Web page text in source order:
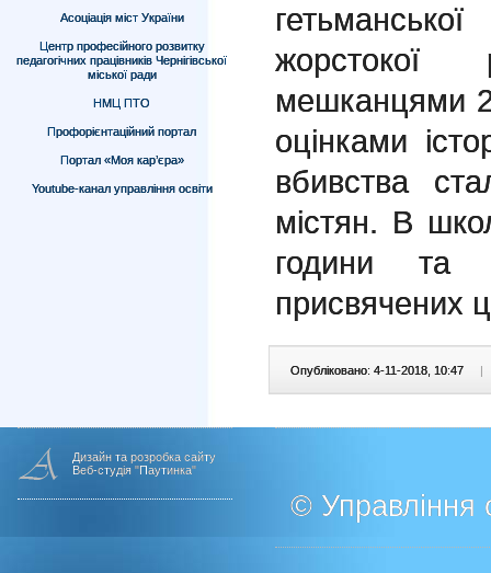
Асоціація міст України
Центр професійного розвитку
педагогічних працівників Чернігівської
міської ради
НМЦ ПТО
Профорієнтаційний портал
Портал «Моя кар’єра»
Youtube-канал управління освіти
мешканцями
оцінками
вбивства
містян. В
години та
присвячених
Опубліковано: 4-11-2018, 10:47 |
Дизайн та розробка сайту
Веб-студія "Паутинка"
© Управління